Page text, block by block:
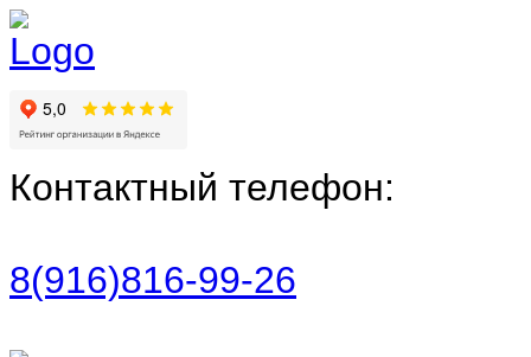
Контактный телефон:
8(916)816-99-26